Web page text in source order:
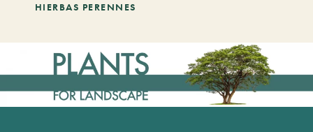
HIERBAS PERENNES